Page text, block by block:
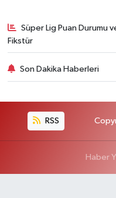
Süper Lig Puan Durumu
Fikstür
Son Dakika Haberleri
RSS
Haber